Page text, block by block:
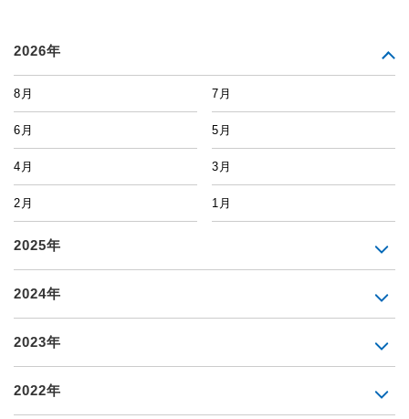
2026年
8月 7月
6月 5月
4月 3月
2月 1月
2025年
2024年
2023年
2022年